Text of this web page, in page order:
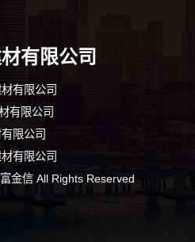
有限公司
有限公司
有限公司
限公司
有限公司
金信 All Rights Reserved